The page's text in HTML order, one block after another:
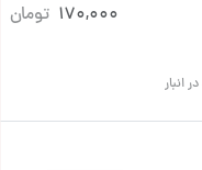
170,000 تومان
انبار